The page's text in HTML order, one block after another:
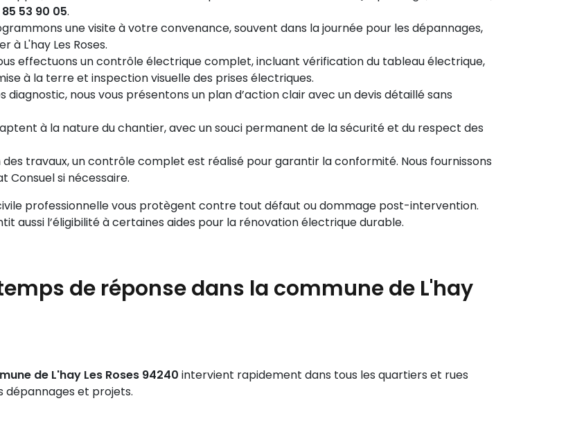
85 53 90 05.
une visite à votre convenance, souvent dans la journée pour les dépannages,
à L'hay Les Roses.
effectuons un contrôle électrique complet, incluant vérification du tableau électrique,
à la terre et inspection visuelle des prises électriques.
diagnostic, nous vous présentons un plan d’action clair avec un devis détaillé sans
à la nature du chantier, avec un souci permanent de la sécurité et du respect des
des travaux, un contrôle complet est réalisé pour garantir la conformité. Nous fournissons
Consuel si nécessaire.
professionnelle vous protègent contre tout défaut ou dommage post-intervention.
aussi l’éligibilité à certaines aides pour la rénovation électrique durable.
de réponse dans la commune de L'hay
de L'hay Les Roses 94240 intervient rapidement dans tous les quartiers et rues
dépannages et projets.